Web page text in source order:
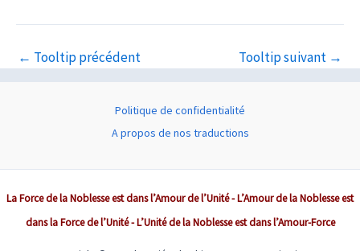
← Tooltip précédent Tooltip suivant →
Politique de confidentialité
A propos de nos traductions
La Force de la Noblesse est dans l’Amour de l’Unité - L’Amour de la Noblesse est
dans la Force de l’Unité - L’Unité de la Noblesse est dans l’Amour-Force